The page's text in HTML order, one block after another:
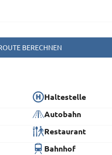
BERECHNEN
Haltestelle
Autobahn
Restaurant
Bahnhof